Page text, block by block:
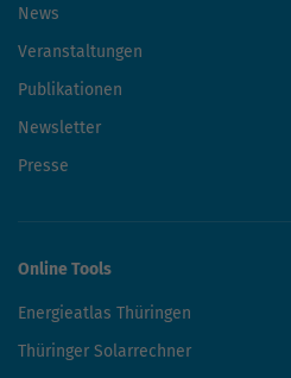
News
Veranstaltungen
Publikationen
Newsletter
Presse
Online Tools
Energieatlas Thüringen
Thüringer Solarrechner